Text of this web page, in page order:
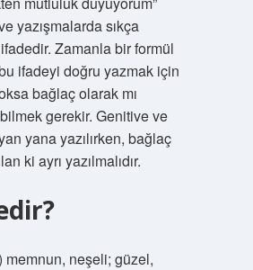
yazışmalarda sıkça
Zamanla bir formül
ifadeyi doğru yazmak için
bağlaç olarak mı
bilmek gerekir. Genitive ve
yana yazılırken, bağlaç
ki ayrı yazılmalıdır.
memnun, neşeli; güzel,